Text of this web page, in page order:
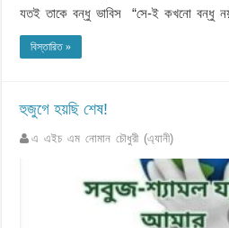
যতই তাকে বন্ধু ভাবিস “সে-ই কখনো বন্ধু
বিস্তারিত »
হুজুগে হয়ছি শেষ!
এ এইচ এম নোমান চৌধুরী (এ্যানী)